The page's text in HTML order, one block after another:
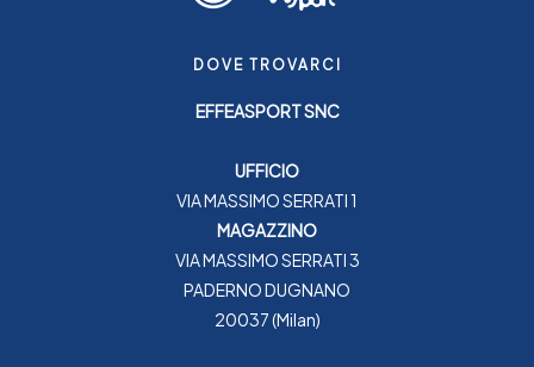
DOVE TROVARCI
EFFEASPORT SNC
UFFICIO
VIA MASSIMO SERRATI 1
MAGAZZINO
VIA MASSIMO SERRATI 3
PADERNO DUGNANO
20037 (Milan)